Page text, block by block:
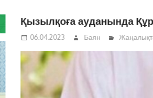
Қызылқоға ауданында
06.04.2023 Баян